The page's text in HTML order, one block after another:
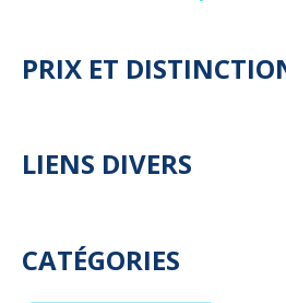
PRIX ET
LIENS DIVERS
CATÉGORIES